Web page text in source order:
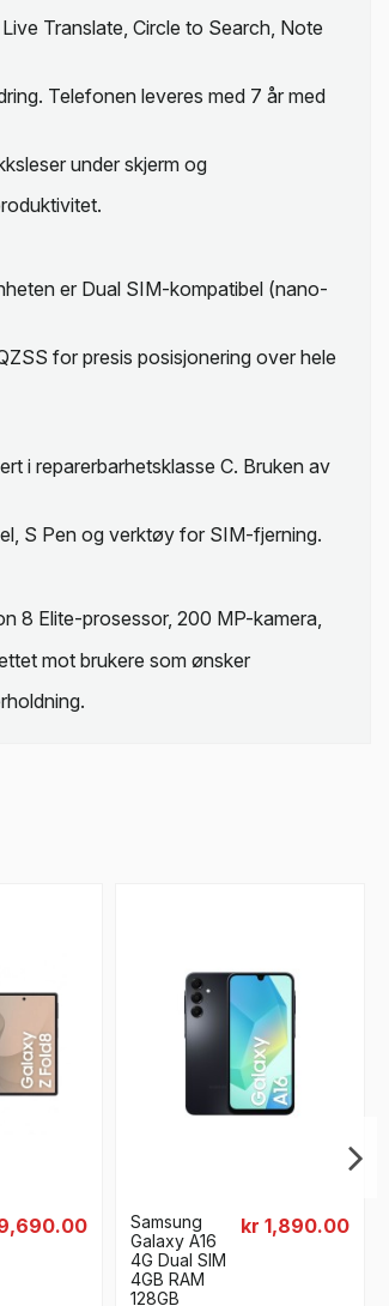
Translate, Circle to Search, Note
Telefonen leveres med 7 år med
under skjerm og
er Dual SIM-kompatibel (nano-
for presis posisjonering over hele
i reparerbarhetsklasse C. Bruken av
S Pen og verktøy for SIM-fjerning.
8 Elite-prosessor, 200 MP-kamera,
mot brukere som ønsker
Samsung
Galaxy A16
4G Dual SIM
4GB RAM
128GB
kr 1,890.00